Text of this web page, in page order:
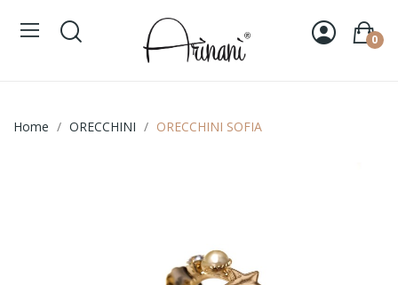
0
Home ORECCHINI ORECCHINI SOFIA